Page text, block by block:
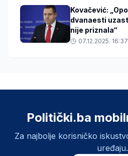
Kovačević:
dvanaesti
nije priznala“
07.12.2025. 16:37
Politički.ba
Za najbolje korisničko
uređaju.